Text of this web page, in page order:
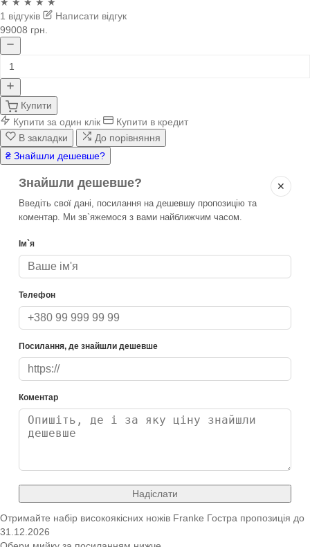
★ ★ ★ ★ ★
1 відгуків
Написати відгук
99008 грн.
Купити
Купити за один клік
Купити в кредит
В закладки
До порівняння
₴ Знайшли дешевше?
✕
Знайшли дешевше?
Введіть свої дані, посилання на дешевшу пропозицію та
коментар. Ми зв`яжемося з вами найближчим часом.
Ім`я
Телефон
Посилання, де знайшли дешевше
Коментар
Надіслати
Отримайте набір високоякісних ножів Franke Гостра пропозиція до
31.12.2026